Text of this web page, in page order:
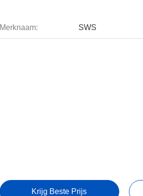
Merknaam: SWS
Krijg Beste Prijs